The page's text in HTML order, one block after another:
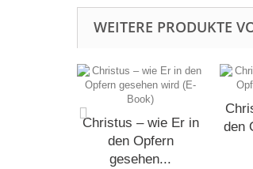
WEITERE PRODUKTE
Christus – wie Er in
den Opfern
gesehen...
den